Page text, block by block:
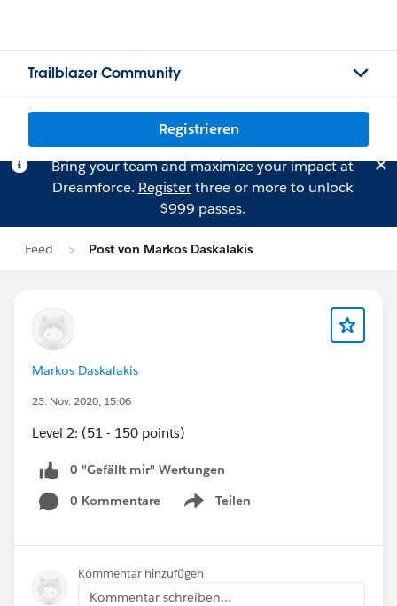
Trailblazer Community
Registrieren
Bring your team and maximize your impact at
Dreamforce. Registerthree or more to unlock
$999 passes.
Feed Post von Markos Daskalakis
Markos Daskalakis
23. Nov. 2020, 15:06
Level 2: (51 - 150 points)
0 "Gefällt mir"-Wertungen
0 Kommentare
Teilen
Show menu
Kommentar hinzufügen
Kommentar schreiben...